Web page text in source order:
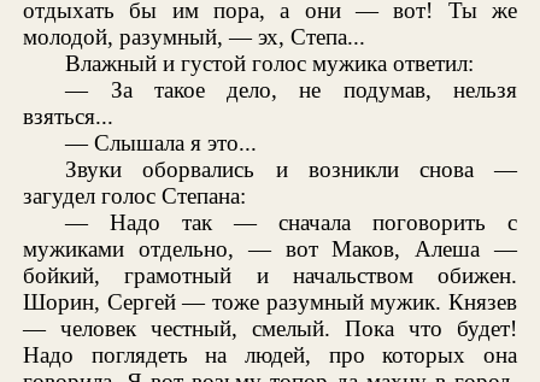
отдыхать бы им пора, а они — вот! Ты же
молодой, разумный, — эх, Степа...
Влажный и густой голос мужика ответил:
— За такое дело, не подумав, нельзя
взяться...
— Слышала я это...
Звуки оборвались и возникли снова —
загудел голос Степана:
— Надо так — сначала поговорить с
мужиками отдельно, — вот Маков, Алеша —
бойкий, грамотный и начальством обижен.
Шорин, Сергей — тоже разумный мужик. Князев
— человек честный, смелый. Пока что будет!
Надо поглядеть на людей, про которых она